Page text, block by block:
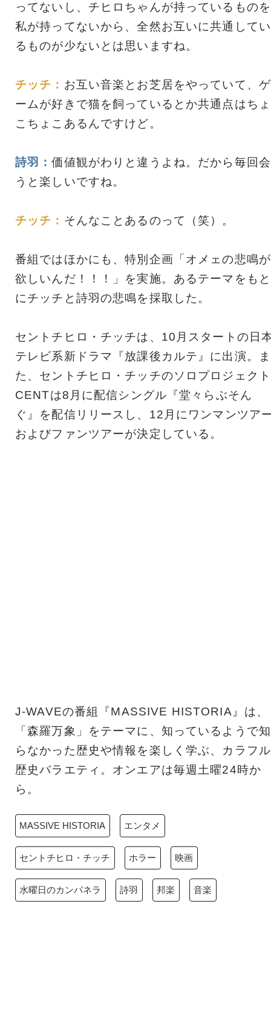
ってないし、チヒロちゃんが持っているものを
私が持ってないから、全然お互いに共通してい
るものが少ないとは思いますね。
チッチ： お互い音楽とお芝居をやっていて、ゲ
ームが好きで猫を飼っているとか共通点はちょ
こちょこあるんですけど。
詩羽：価値観がわりと違うよね。だから毎回会
うと楽しいですね。
チッチ： そんなことあるのって（笑）。
番組ではほかにも、特別企画「オメェの悲鳴が
欲しいんだ！！！」を実施。あるテーマをもと
にチッチと詩羽の悲鳴を採取した。
セントチヒロ・チッチは、10月スタートの日
テレビ系新ドラマ『放課後カルテ』に出演。ま
た、セントチヒロ・チッチのソロプロジェクト
CENTは8月に配信シングル『堂々らぶそん
ぐ』を配信リリースし、12月にワンマンツア
およびファンツアーが決定している。
J-WAVEの番組『MASSIVE HISTORIA』は、
「森羅万象」をテーマに、知っているようで知
らなかった歴史や情報を楽しく学ぶ、カラフル
歴史バラエティ。オンエアは毎週土曜24時か
ら。
MASSIVE HISTORIA エンタメ
セントチヒロ・チッチ ホラー 映画
水曜日のカンパネラ 詩羽 邦楽 音楽